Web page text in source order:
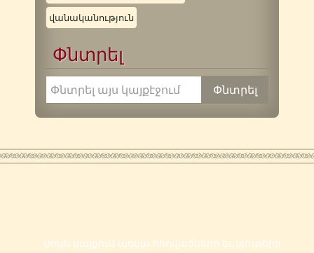
վանականություն
Փնտրել
Սույն կայքում առկա հոդվածների եւ նյութերի